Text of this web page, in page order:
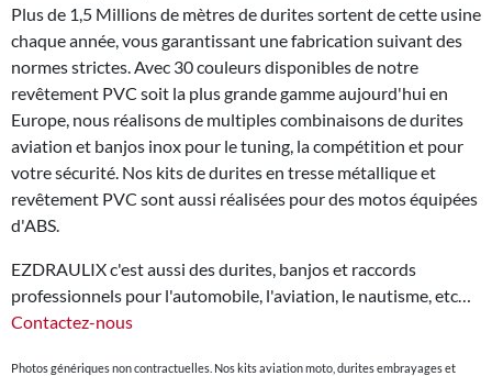
Plus de 1,5 Millions de mètres de durites sortent de cette usine
chaque année, vous garantissant une fabrication suivant des
normes strictes. Avec 30 couleurs disponibles de notre
revêtement PVC soit la plus grande gamme aujourd'hui en
Europe, nous réalisons de multiples combinaisons de durites
aviation et banjos inox pour le tuning, la compétition et pour
votre sécurité. Nos kits de durites en tresse métallique et
revêtement PVC sont aussi réalisées pour des motos équipées
d'ABS.
EZDRAULIX c'est aussi des durites, banjos et raccords
professionnels pour l'automobile, l'aviation, le nautisme, etc…
Contactez-nous
Photos génériques non contractuelles. Nos kits aviation moto, durites embrayages et